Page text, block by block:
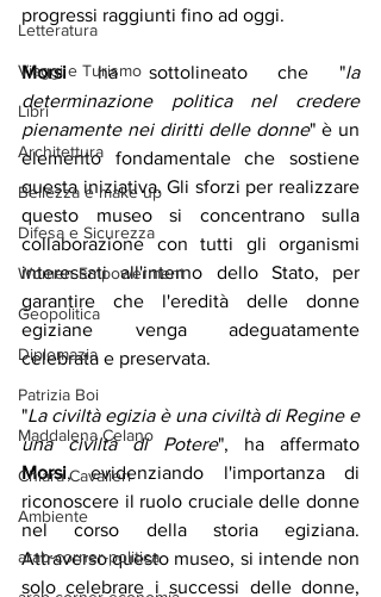
Letteratura
Viaggi e Turismo
Libri
Architettura
Bellezza e make up
Difesa e Sicurezza
Women Empowerment
Geopolitica
Diplomazia
Patrizia Boi
Maddalena Celano
Chiara Cavalieri
Ambiente
arab-corner-politica
progressi raggiunti fino ad oggi.
Morsi ha sottolineato che "la
determinazione politica nel credere
pienamente nei diritti delle donne" è un
elemento fondamentale che sostiene
questa iniziativa. Gli sforzi per realizzare
questo museo si concentrano sulla
collaborazione con tutti gli organismi
interessati all'interno dello Stato, per
garantire che l'eredità delle donne
egiziane venga adeguatamente
celebrata e preservata.
"La civiltà egizia è una civiltà di Regine e
una civiltà di Potere
Morsi, evidenziando l'importanza di
riconoscere il ruolo cruciale delle donne
nel corso della storia egiziana.
Attraverso questo museo, si intende non
solo celebrare i successi delle donne,